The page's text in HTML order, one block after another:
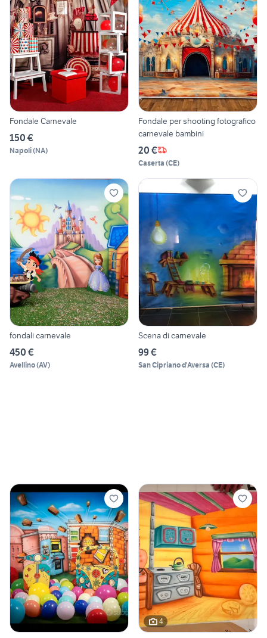
Fondale Carnevale
150 €
Napoli(NA)
Fondale per shooting fotografico
carnevale bambini
20 €
Caserta (CE)
fondali carnevale
450 €
Avellino(AV)
Scena di carnevale
99 €
San Cipriano d'Aversa (CE)
4